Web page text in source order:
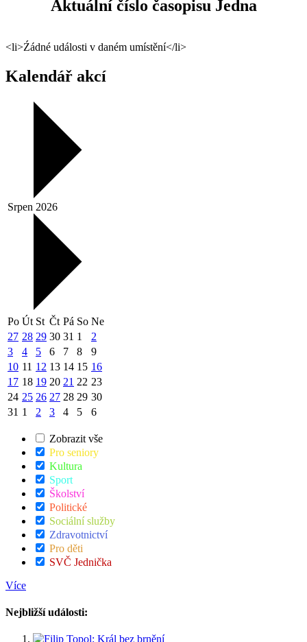
Aktuální číslo časopisu Jedna
<li>Źádné události v daném umístění</li>
Kalendář akcí
Srpen 2026
Po Út St Čt Pá So Ne
27 28 29 30 31 1
2
3
4 5 6 7 8
9
10 11 12 13 14 15 16
17 18 19 20 21 22 23
24 25 26 27 28 29 30
31 1 2 3 4 5 6
Zobrazit vše
Pro seniory
Kultura
Sport
Školství
Politické
Sociální služby
Zdravotnictví
Pro děti
SVČ Jednička
Více
Nejbližší události: